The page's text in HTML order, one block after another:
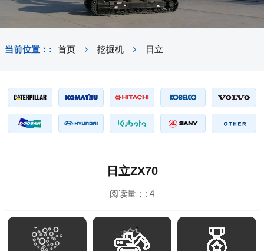
当前位置：: 首页 挖掘机 日立
日立ZX70
阅读量：: 4